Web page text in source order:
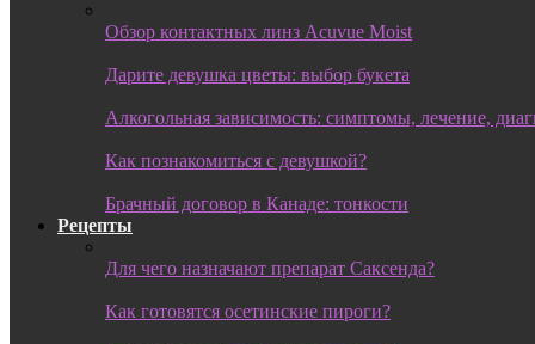
Обзор контактных линз Acuvue Moist
Дарите девушка цветы: выбор букета
Алкогольная зависимость: симптомы, лечение,
Как познакомиться с девушкой?
Брачный договор в Канаде: тонкости
Рецепты
Для чего назначают препарат Саксенда?
Как готовятся осетинские пироги?